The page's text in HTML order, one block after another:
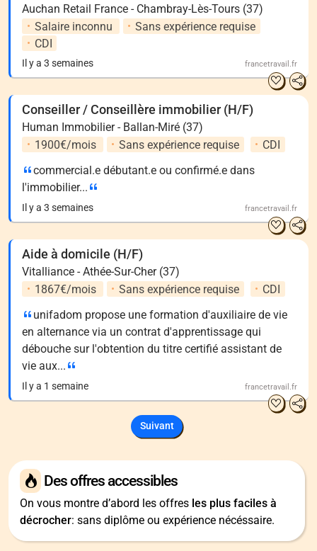
Auchan Retail France - Chambray-Lès-Tours (37)
Salaire inconnu
Sans expérience requise
CDI
Il y a 3 semaines francetravail.fr
Conseiller / Conseillère immobilier (H/F)
Human Immobilier - Ballan-Miré (37)
1900€/mois
Sans expérience requise
CDI
commercial.e débutant.e ou confirmé.e dans
l'immobilier...
Il y a 3 semaines francetravail.fr
Aide à domicile (H/F)
Vitalliance - Athée-Sur-Cher (37)
1867€/mois
Sans expérience requise
CDI
unifadom propose une formation d'auxiliaire de vie
en alternance via un contrat d'apprentissage qui
débouche sur l'obtention du titre certifié assistant de
vie aux...
Il y a 1 semaine francetravail.fr
Suivant
Des offres accessibles
On vous montre d’abord les offres les plus faciles à
décrocher: sans diplôme ou expérience nécéssaire.